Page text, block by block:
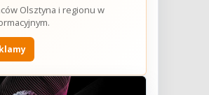
Olsztyna i regionu w